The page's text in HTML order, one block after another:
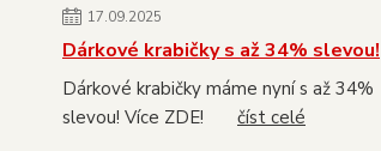
17.09.2025
Dárkové krabičky s až 34% slevou!
Dárkové krabičky máme nyní s až 34%
slevou! Více ZDE! číst celé